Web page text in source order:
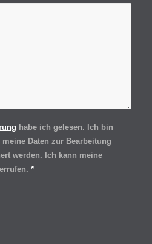
habe ich gelesen. Ich bin
Daten zur Bearbeitung
werden. Ich kann meine
*